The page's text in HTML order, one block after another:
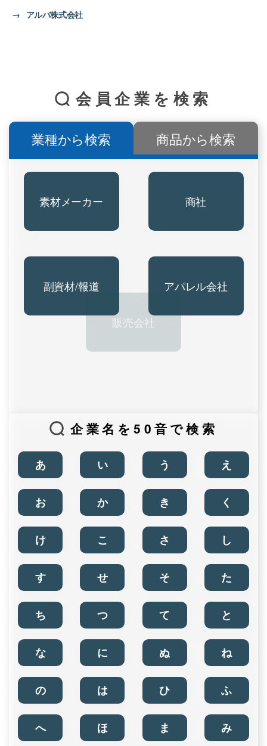
→ アルバ株式会社
会員企業を検索
業種から検索
素材メーカー 商社
副資材/報道 アパレル会社
商品から検索
企業名を50音で検索
あ い う え
お か き く
け こ さ し
す せ そ た
ち つ て と
な に ぬ ね
の は ひ ふ
へ ほ ま み